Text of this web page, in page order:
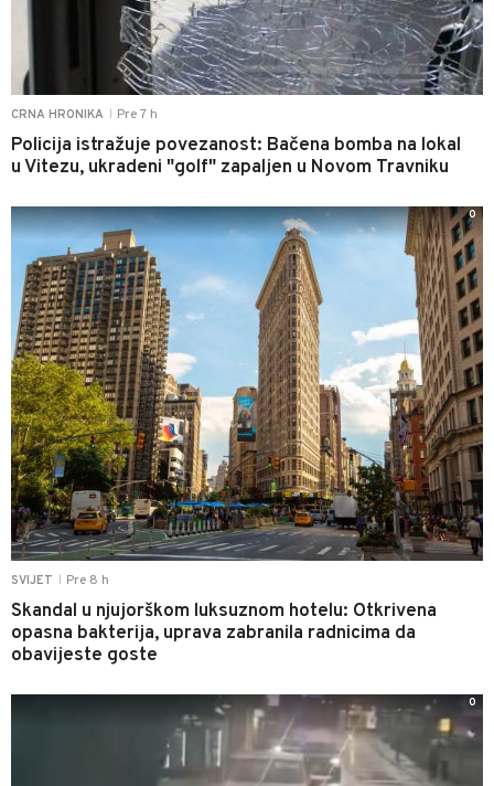
CRNA HRONIKA Pre 7 h
Policija istražuje povezanost: Bačena bomba na lokal
u Vitezu, ukradeni "golf" zapaljen u Novom Travniku
SVIJET Pre 8 h
Skandal u njujorškom luksuznom hotelu: Otkrivena
opasna bakterija, uprava zabranila radnicima da
obavijeste goste
0
0